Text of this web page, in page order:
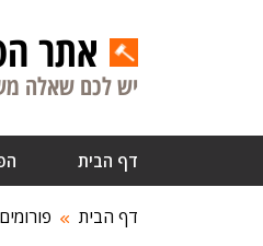
אתר
יש לכם שאלה
דף הבית
דף הבית